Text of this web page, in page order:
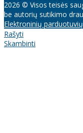
2026 © Visos teisės
be autorių sutikimo
Elektroninių
Rašyti
Skambinti